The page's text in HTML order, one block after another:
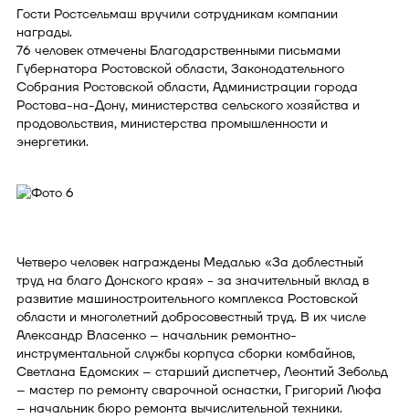
Гости Ростсельмаш вручили сотрудникам компании
награды.
76 человек отмечены Благодарственными письмами
Губернатора Ростовской области, Законодательного
Собрания Ростовской области, Администрации города
Ростова-на-Дону, министерства сельского хозяйства и
продовольствия, министерства промышленности и
энергетики.
Четверо человек награждены Медалью «За доблестный
труд на благо Донского края» - за значительный вклад в
развитие машиностроительного комплекса Ростовской
области и многолетний добросовестный труд. В их числе
Александр Власенко – начальник ремонтно-
инструментальной службы корпуса сборки комбайнов,
Светлана Едомских – старший диспетчер, Леонтий Зебольд
– мастер по ремонту сварочной оснастки, Григорий Люфа
– начальник бюро ремонта вычислительной техники.